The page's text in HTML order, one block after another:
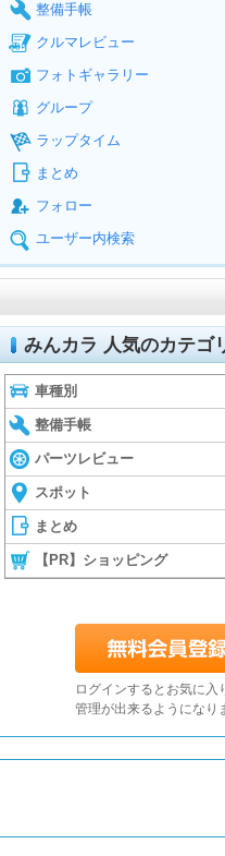
整備手帳
クルマレビュー
フォトギャラリー
グループ
ラップタイム
まとめ
フォロー
ユーザー内検索
みんカラ 人気のカテゴ
車種別
整備手帳
パーツレビュー
スポット
まとめ
【PR】ショッピング
ログインするとお気に入
管理が出来るようになり